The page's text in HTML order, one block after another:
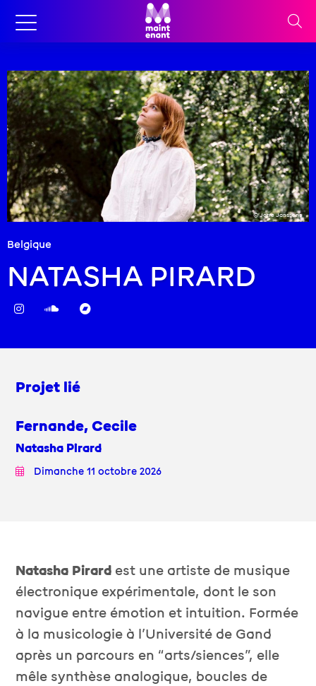
Belgique
NATASHA PIRARD
© Jorre Janssens
Projet lié
Fernande, Cecile
Natasha Pirard
Dimanche 11 octobre 2026
Natasha Pirard est une artiste de musique
électronique expérimentale, dont le son
navigue entre émotion et intuition. Formée
à la musicologie à l’Université de Gand
après un parcours en “arts/siences”, elle
mêle synthèse analogique, boucles de